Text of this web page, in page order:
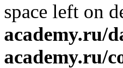
space left on
academy.ru/
academy.ru/